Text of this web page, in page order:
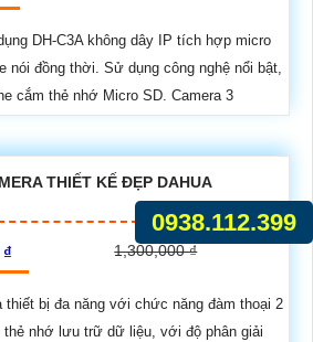
DH-C3A không dây IP tích hợp micro
nói đồng thời. Sử dụng công nghệ nổi bật,
cắm thẻ nhớ Micro SD. Camera 3
THIẾT KẾ ĐẸP DAHUA
1,300,000 ₫
thiết bị đa năng với chức năng đàm thoại 2
thẻ nhớ lưu trữ dữ liệu, với độ phân giải
0938.112.399